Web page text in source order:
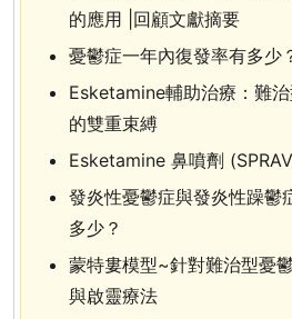
的應用 |回顧文獻摘要
憂鬱症一年內復發率有多少
Esketamine輔助治療：難
的雙重束縛
Esketamine 鼻噴劑
發炎性憂鬱症與發炎性躁鬱
多少？
蒙特婁模型~針對難治型憂
與啟靈療法